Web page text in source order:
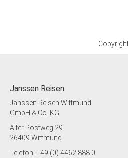
Janssen Reisen
Janssen Reisen Wittmund
GmbH & Co. KG
Alter Postweg 29
26409 Wittmund
Telefon: +49 (0) 4462 888 0